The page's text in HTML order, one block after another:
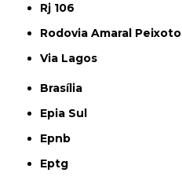
Rj 106
Rodovia Amaral Peixoto
Via Lagos
Brasília
Epia Sul
Epnb
Eptg